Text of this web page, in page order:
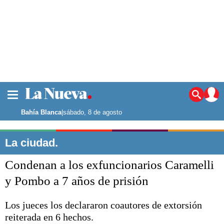
Noticias
La ciudad
Punta Alta
El mundo
Seguridad
Opinión
Deportes
Escenario Olímpico
Bahía Blanca|sábado, 8 de agosto
La ciudad.
Condenan a los exfuncionarios Caramelli
y Pombo a 7 años de prisión
Los jueces los declararon coautores de extorsión
reiterada en 6 hechos.